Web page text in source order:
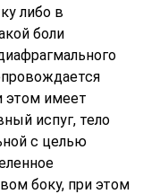
либо в
боли
этом имеет
испуг, тело
с целью
боку, при этом